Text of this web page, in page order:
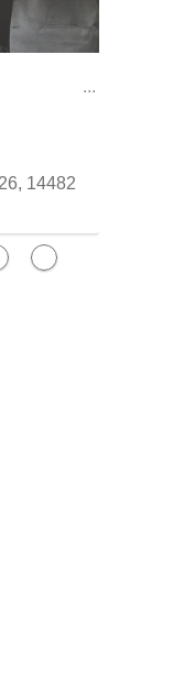
...
14482